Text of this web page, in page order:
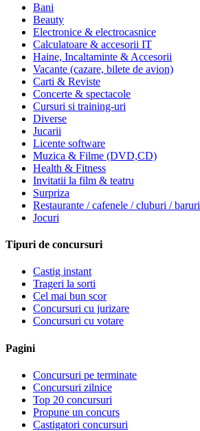
Bani
Beauty
Electronice & electrocasnice
Calculatoare & accesorii IT
Haine, Incaltaminte & Accesorii
Vacante (cazare, bilete de avion)
Carti & Reviste
Concerte & spectacole
Cursuri si training-uri
Diverse
Jucarii
Licente software
Muzica & Filme (DVD,CD)
Health & Fitness
Invitatii la film & teatru
Surpriza
Restaurante / cafenele / cluburi / baruri
Jocuri
Tipuri de concursuri
Castig instant
Trageri la sorti
Cel mai bun scor
Concursuri cu jurizare
Concursuri cu votare
Pagini
Concursuri pe terminate
Concursuri zilnice
Top 20 concursuri
Propune un concurs
Castigatori concursuri